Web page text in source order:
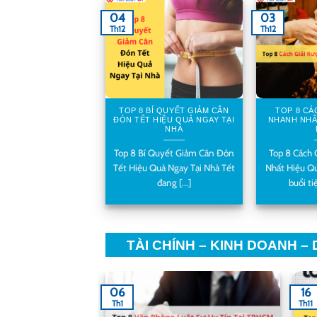
TOP 8 BÍ QUYẾT GIẢM CÂN
ĐÓN TẾT HIỆU QUẢ NGAY TẠI
NHÀ
Top 8 Bí Quyết Giảm Cân Đón
Tết Hiệu Quả Ngay Tại Nhà Tết
đang [...]
04
Th12
TOP 8
NHANH
Top 8 Cách
Nhất Hiệu
buổi
03
Th12
TÀI CHÍNH – KINH DOANH –
06
Th1
16
Th11